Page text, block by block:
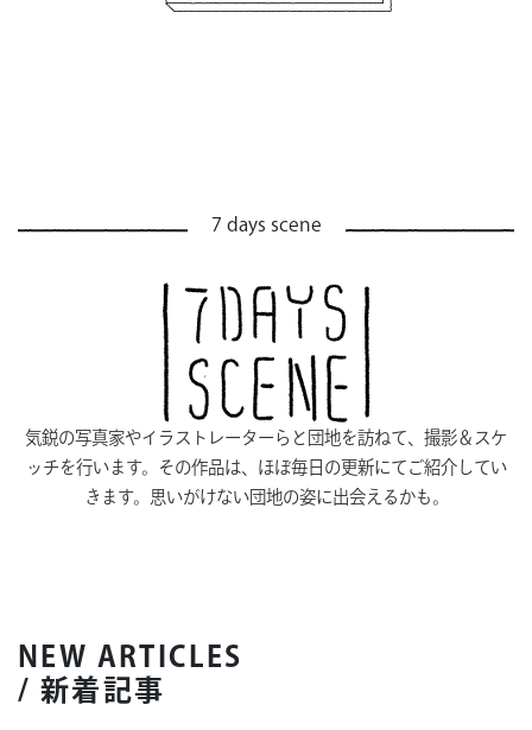
7 days scene
気鋭の写真家やイラストレーターらと団地を訪ねて、撮影＆スケ
ッチを行います。その作品は、ほぼ毎日の更新にてご紹介してい
きます。思いがけない団地の姿に出会えるかも。
NEW ARTICLES
/ 新着記事